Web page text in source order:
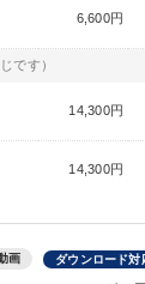
6,600円
です）
14,300円
14,300円
画 ダウンロード対